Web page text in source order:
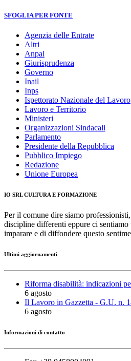
SFOGLIA PER FONTE
Agenzia delle Entrate
Altri
Anpal
Giurisprudenza
Governo
Inail
Inps
Ispettorato Nazionale del Lavoro
Lavoro e Territorio
Ministeri
Organizzazioni Sindacali
Parlamento
Presidente della Repubblica
Pubblico Impiego
Redazione
Unione Europea
IO SRL CULTURA E FORMAZIONE
Per il comune dire siamo
discipline differenti eppure ci
imparare e di diffondere questo
Ultimi aggiornamenti
Riforma disabilità: indicazioni
6 agosto
Il Lavoro in Gazzetta - G.U. n.
6 agosto
Informazioni di contatto